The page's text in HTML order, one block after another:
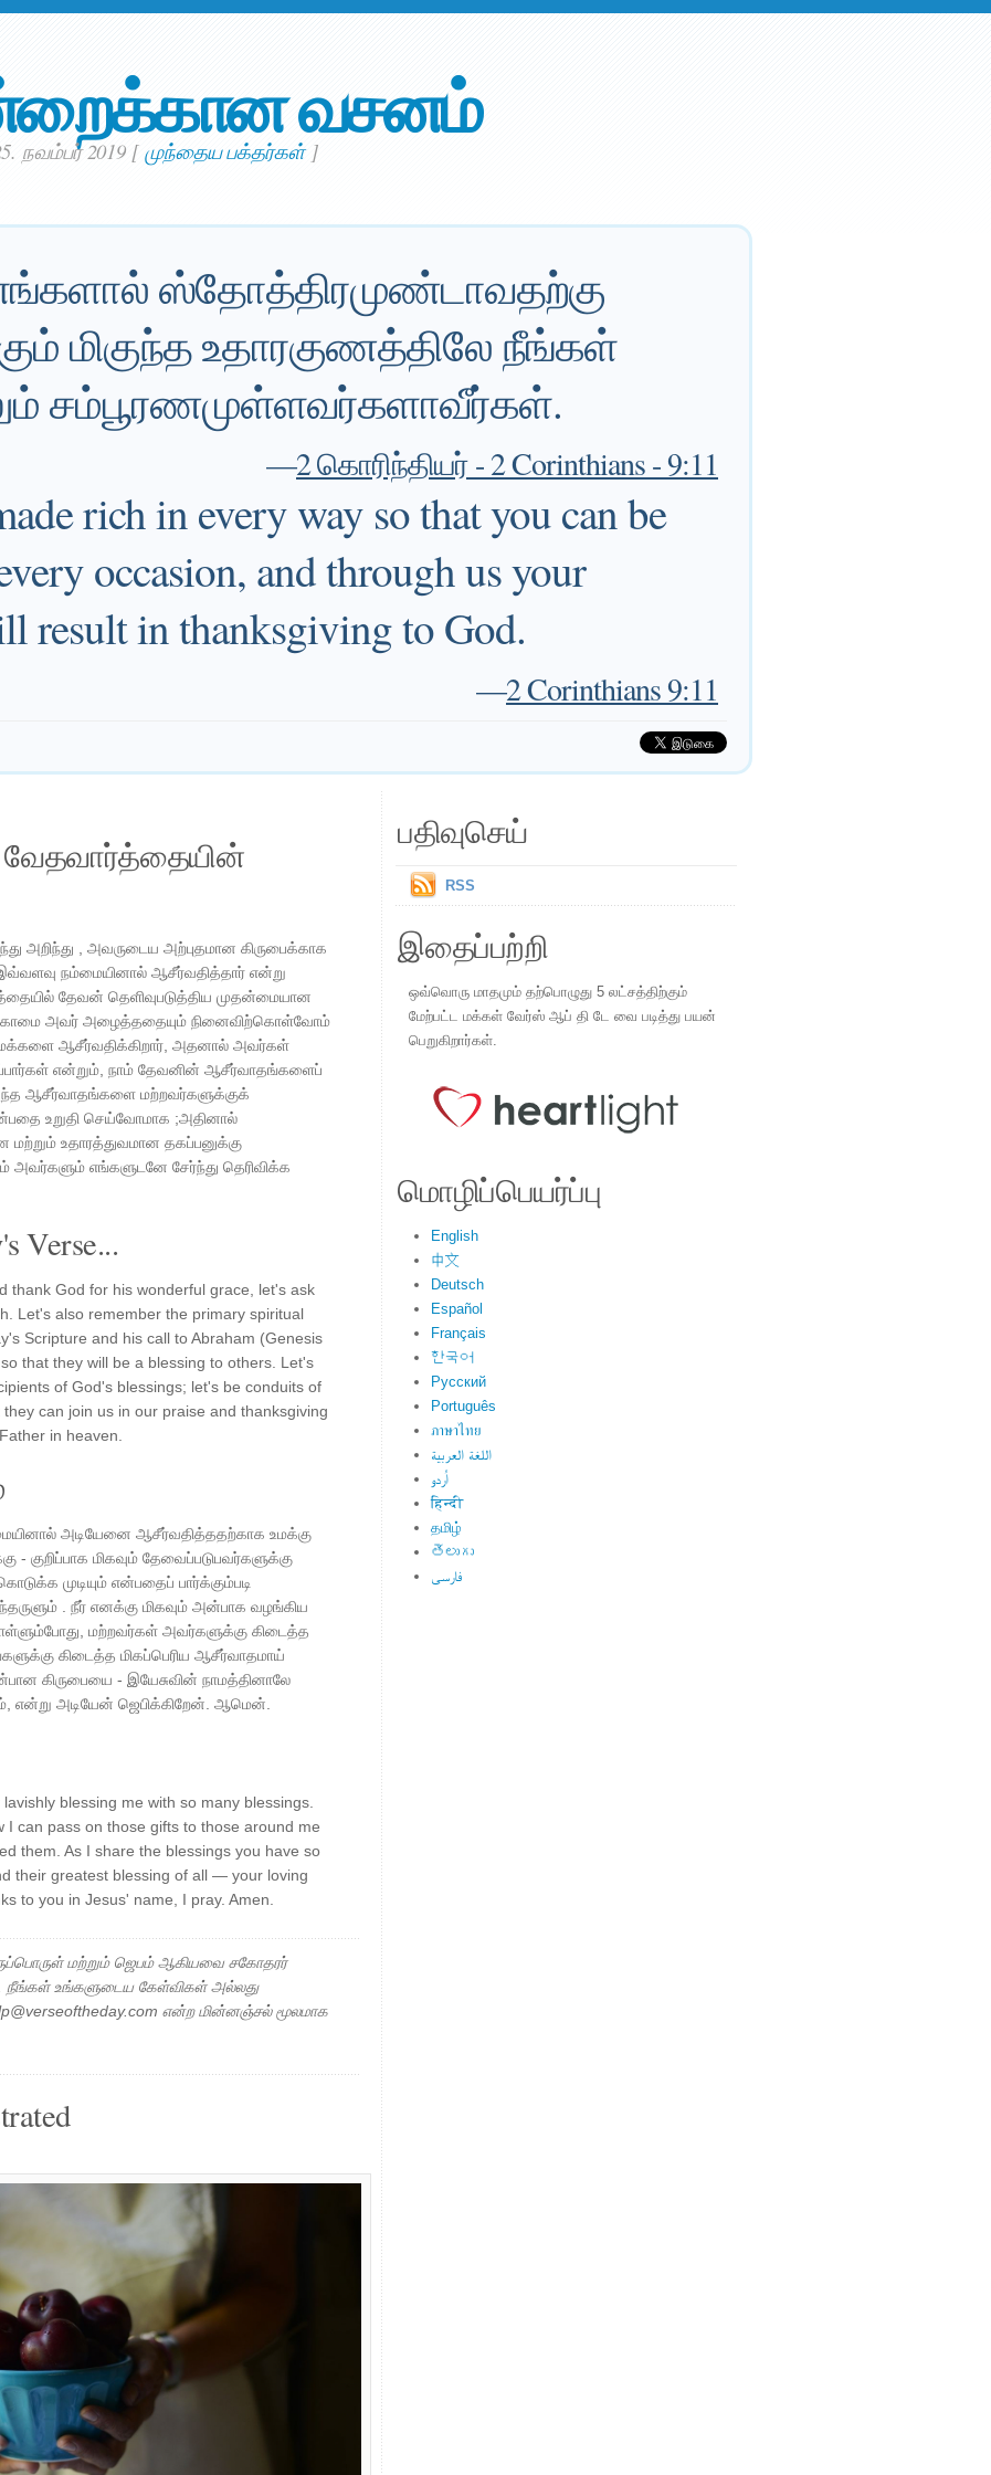
வசனம்
நவம்பர் 2019 [ முந்தைய பக்தர்கள்]
ஸ்தோத்திரமுண்டாவதற்கு
மிகுந்த உதாரகுணத்திலே நீங்கள்
சம்பூரணமுள்ளவர்களாவீர்கள்.
—2 கொரிந்தியர் - 2 Corinthians - 9:11
rich in every way so that you can be
occasion, and through us your
result in thanksgiving to God.
—2 Corinthians 9:11
வேதவார்த்தையின்
அறிந்து , அவருடைய அற்புதமான கிருபைக்காக
நம்மையினால் ஆசீர்வதித்தார் என்று
தேவன் தெளிவுபடுத்திய முதன்மையான
அவர் அழைத்ததையும் நினைவிற்கொள்வோம்
ஆசீர்வதிக்கிறார், அதனால் அவர்கள்
என்றும், நாம் தேவனின் ஆசீர்வாதங்களைப்
ஆசீர்வாதங்களை மற்றவர்களுக்குக்
உறுதி செய்வோமாக ;அதினால்
உதாரத்துவமான தகப்பனுக்கு
அவர்களும் எங்களுடனே சேர்ந்து தெரிவிக்க
Verse...
thank God for his wonderful grace, let's ask
Let's also remember the primary spiritual
Scripture and his call to Abraham (Genesis
that they will be a blessing to others. Let's
of God's blessings; let's be conduits of
can join us in our praise and thanksgiving
in heaven.
அடியேனை ஆசீர்வதித்ததற்காக உமக்கு
- குறிப்பாக மிகவும் தேவைப்படுபவர்களுக்கு
முடியும் என்பதைப் பார்க்கும்படி
. நீர் எனக்கு மிகவும் அன்பாக வழங்கிய
​​மற்றவர்கள் அவர்களுக்கு கிடைத்த
கிடைத்த மிகப்பெரிய ஆசீர்வாதமாய்
கிருபையை - இயேசுவின் நாமத்தினாலே
என்று அடியேன் ஜெபிக்கிறேன். ஆமென்.
blessing me with so many blessings.
I can pass on those gifts to those around me
them. As I share the blessings you have so
their greatest blessing of all — your loving
to you in Jesus' name, I pray. Amen.
மற்றும் ஜெபம் ஆகியவை சகோதரர்
நீங்கள் உங்களுடைய கேள்விகள் அல்லது
என்ற மின்னஞ்சல் மூலமாக
பதிவுசெய்
RSS
இதைப்பற்றி
ஒவ்வொரு மாதமும் தற்பொழுது 5 லட்சத்திற்கும்
மேற்பட்ட மக்கள் வேர்ஸ் ஆப் தி டே வை படித்து பயன்
பெறுகிறார்கள்.
மொழிப்பெயர்ப்பு
English
中文
Deutsch
Español
Français
한국어
Русский
Português
ภาษาไทย
اللغة العربية
اُردو
हिन्दी
தமிழ்
తెలుగు
فارسی